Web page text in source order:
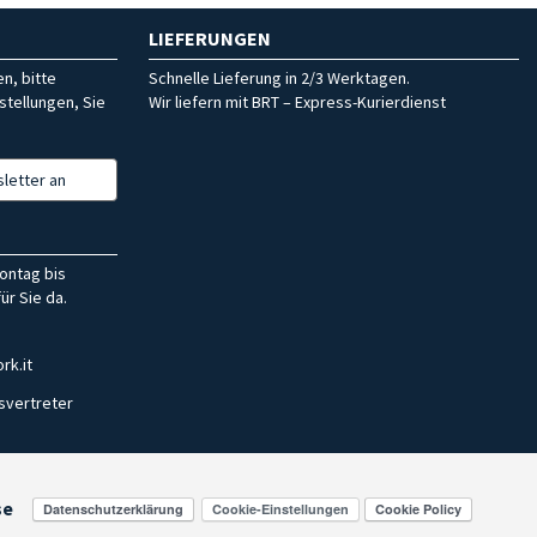
bitte
Sie
an
LIEFERUNGEN
Schnelle Lieferung in 2/3 Werktagen.
Wir liefern mit BRT – Express-Kurierdienst
bis
Sie da.
Cookie-Einstellungen